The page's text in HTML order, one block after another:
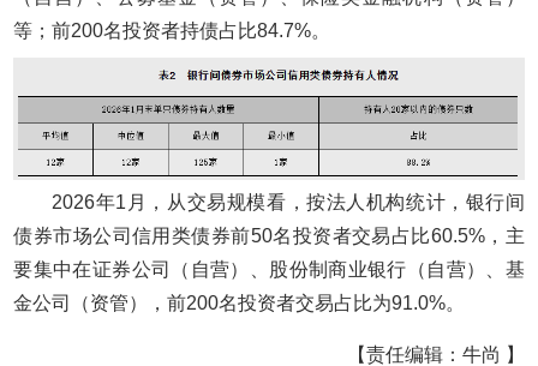
等；前200名投资者持债占比84.7%。
2026年1月，从交易规模看，按法人机构统计，银行间
债券市场公司信用类债券前50名投资者交易占比60.5%，主
要集中在证券公司（自营）、股份制商业银行（自营）、基
金公司（资管），前200名投资者交易占比为91.0%。
【责任编辑：牛尚 】